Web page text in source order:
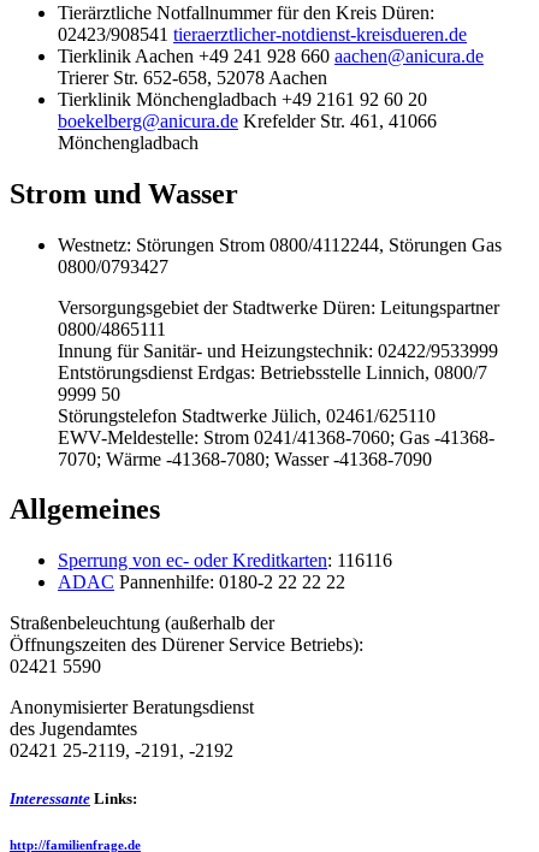
Tierärztliche Notfallnummer für den Kreis Düren:
02423/908541 tieraerztlicher-notdienst-kreisdueren.de
Tierklinik Aachen +49 241 928 660 aachen@anicura.de
Trierer Str. 652-658, 52078 Aachen
Tierklinik Mönchengladbach +49 2161 92 60 20
boekelberg@anicura.de Krefelder Str. 461, 41066
Mönchengladbach
Strom und Wasser
Westnetz: Störungen Strom 0800/4112244, Störungen Gas
0800/0793427
Versorgungsgebiet der Stadtwerke Düren: Leitungspartner
0800/4865111
Innung für Sanitär- und Heizungstechnik: 02422/9533999
Entstörungsdienst Erdgas: Betriebsstelle Linnich, 0800/7
9999 50
Störungstelefon Stadtwerke Jülich, 02461/625110
EWV-Meldestelle: Strom 0241/41368-7060; Gas -41368-
7070; Wärme -41368-7080; Wasser -41368-7090
Allgemeines
Sperrung von ec- oder Kreditkarten: 116116
ADAC Pannenhilfe: 0180-2 22 22 22
Straßenbeleuchtung (außerhalb der
Öffnungszeiten des Dürener Service Betriebs):
02421 5590
Anonymisierter Beratungsdienst
des Jugendamtes
02421 25-2119, -2191, -2192
Interessante Links:
http://familienfrage.de